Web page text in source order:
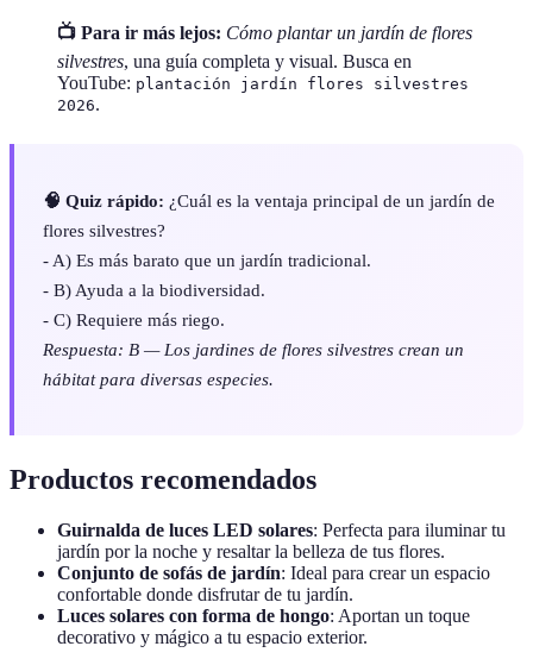
📺 Para ir más lejos: Cómo plantar un jardín de flores
silvestres, una guía completa y visual. Busca en
YouTube: plantación jardín flores silvestres
2026.
🧠 Quiz rápido: ¿Cuál es la ventaja principal de un jardín de
flores silvestres?
- A) Es más barato que un jardín tradicional.
- B) Ayuda a la biodiversidad.
- C) Requiere más riego.
Respuesta: B — Los jardines de flores silvestres crean un
hábitat para diversas especies.
Productos recomendados
Guirnalda de luces LED solares: Perfecta para iluminar tu
jardín por la noche y resaltar la belleza de tus flores.
Conjunto de sofás de jardín: Ideal para crear un espacio
confortable donde disfrutar de tu jardín.
Luces solares con forma de hongo: Aportan un toque
decorativo y mágico a tu espacio exterior.